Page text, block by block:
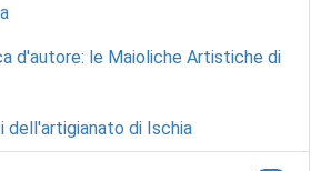
d'autore: le Maioliche Artistiche di
di Ischia